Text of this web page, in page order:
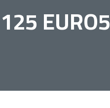
EURO5